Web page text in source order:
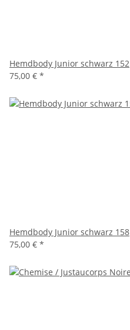
Hemdbody Junior schwarz 152
75,00 € *
Hemdbody Junior schwarz 158
75,00 € *